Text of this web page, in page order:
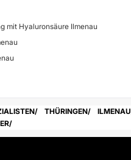
mit Hyaluronsäure Ilmenau
THÜRINGEN
ILMENAU